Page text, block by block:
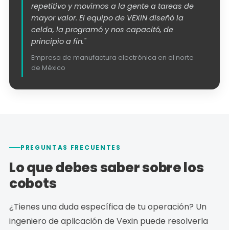
repetitivo y movimos a la gente a tareas de
mayor valor. El equipo de VEXIN diseñó la
celda, la programó y nos capacitó, de
principio a fin."
Empresa de manufactura electrónica en el norte
de México
PREGUNTAS FRECUENTES
Lo que debes saber sobre los
cobots
¿Tienes una duda específica de tu operación? Un
ingeniero de aplicación de Vexin puede resolverla